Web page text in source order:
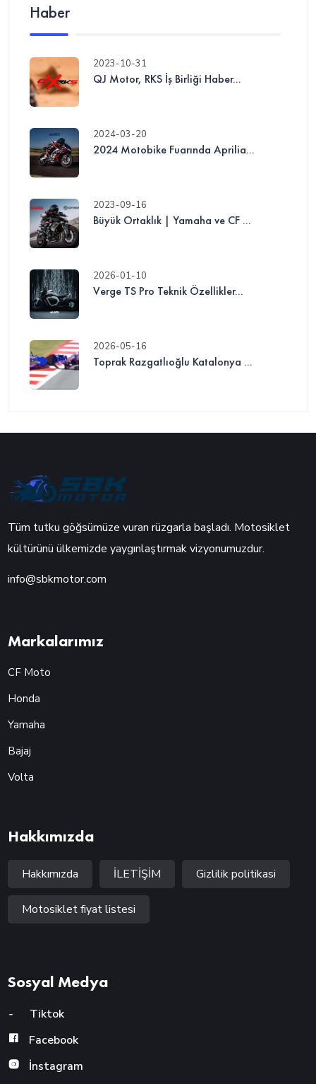
Haber
2023-10-31
QJ Motor, RKS İş Birliği Haber...
2024-03-20
2024 Motobike Fuarında Aprilia...
2023-09-16
Büyük Ortaklık | Yamaha ve CF ...
2026-01-10
Verge TS Pro Teknik Özellikler...
2026-05-16
Toprak Razgatlıoğlu Katalonya ...
Tüm tutku göğsümüze vuran rüzgarla başladı. Motosiklet
kültürünü ülkemizde yaygınlaştırmak vizyonumuzdur.
info@sbkmotor.com
Markalarımız
CF Moto
Honda
Yamaha
Bajaj
Volta
Hakkımızda
Hakkımızda İLETİŞİM Gizlilik politikasi
Motosiklet fiyat listesi
Sosyal Medya
-
Tiktok
Facebook
İnstagram